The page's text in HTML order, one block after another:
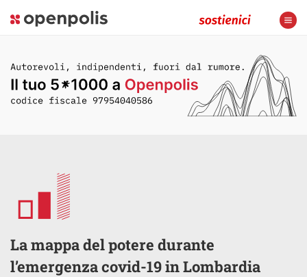
La mappa del potere durante
l’emergenza covid-19 in Lombardia